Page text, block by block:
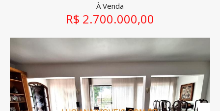
À Venda
R$ 2.700.000,00